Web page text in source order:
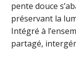
pente douce
préservant la
Intégré à
partagé,